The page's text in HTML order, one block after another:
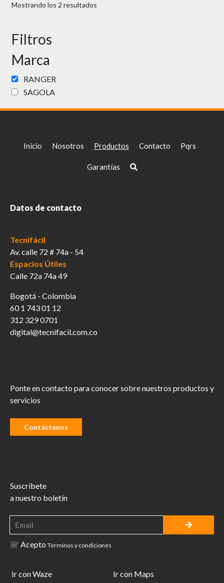
Mostrando los 2 resultados
Filtros
Marca
RANGER
SAGOLA
Inicio Nosotros Productos Contacto Pqrs
Garantías
Datos de contacto
Tecnifácil
Av. calle 72 # 74a - 54
Espacios Útiles
Calle 72a 74a 49
Bogotá - Colombia
60 1 743 01 12
312 329 0701
digital@tecnifacil.com.co
Ponte en contacto para conocer sobre nuestros productos y
servicios
Contáctenos
Suscríbete
a nuestro boletín
Acepto Términos y condiciones
Ir con Waze Ir con Maps